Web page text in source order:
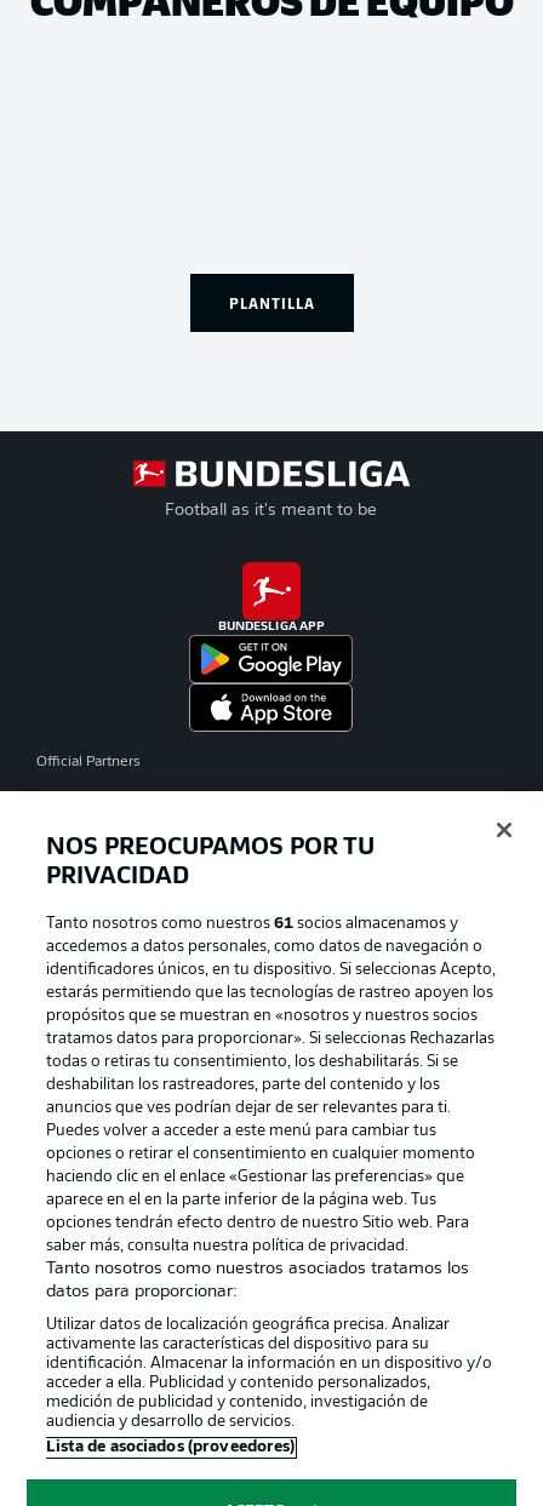
PLANTILLA
Football as it's meant to be
BUNDESLIGA APP
Official Partners
Publicidad Aviso legal
Gestionar las preferencias Declaracion de privacidad
Canales Trabajos
Jugadores Condiciones de uso
Sello Editorial Contacto
© 2026 Bundesliga-Gruppe GmbH
Elegir idioma
NOS PREOCUPAMOS POR TU
PRIVACIDAD
Tanto nosotros como nuestros61 socios almacenamos y
accedemos a datos personales, como datos de navegación o
identificadores únicos, en tu dispositivo. Si seleccionas Acepto,
estarás permitiendo que las tecnologías de rastreo apoyen los
propósitos que se muestran en «nosotros y nuestros socios
tratamos datos para proporcionar». Si seleccionas Rechazarlas
todas o retiras tu consentimiento, los deshabilitarás. Si se
deshabilitan los rastreadores, parte del contenido y los
anuncios que ves podrían dejar de ser relevantes para ti.
Puedes volver a acceder a este menú para cambiar tus
opciones o retirar el consentimiento en cualquier momento
haciendo clic en el enlace «Gestionar las preferencias» que
aparece en el en la parte inferior de la página web. Tus
opciones tendrán efecto dentro de nuestro Sitio web. Para
saber más, consulta nuestra política de privacidad.
Tanto nosotros como nuestros asociados tratamos los
datos para proporcionar:
Utilizar datos de localización geográfica precisa. Analizar
activamente las características del dispositivo para su
identificación. Almacenar la información en un dispositivo y/o
acceder a ella. Publicidad y contenido personalizados,
medición de publicidad y contenido, investigación de
audiencia y desarrollo de servicios.
Lista de asociados (proveedores)